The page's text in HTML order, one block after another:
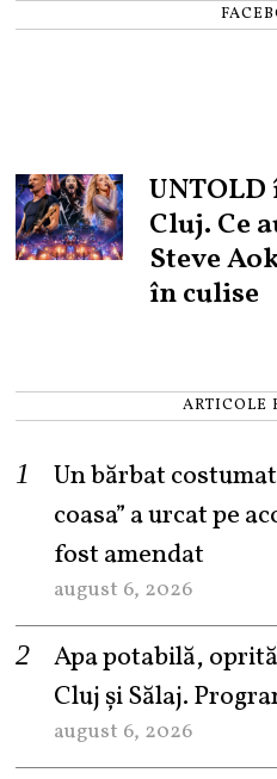
Cluj. Ce
Steve
în culise
ARTICOLE
Un bărbat
coasa” a urcat pe
fost amendat
august 6, 2026
Apa potabilă,
Cluj și Sălaj.
august 6, 2026